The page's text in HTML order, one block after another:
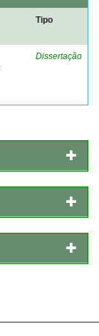
Tipo
Dissertação